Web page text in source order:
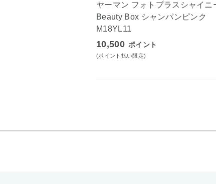
ヤーマン フォトプラスシャイニ
Beauty Box シャンパンピンク
M18YL11
10,500 ポイント
(ポイント払い限定)